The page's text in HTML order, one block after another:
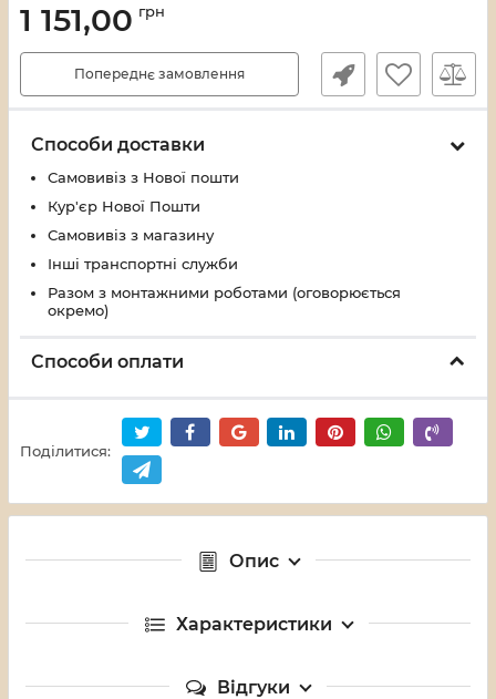
1 151,00 грн
Попереднє замовлення
Способи доставки
Самовивіз з Нової пошти
Кур'єр Нової Пошти
Самовивіз з магазину
Інші транспортні служби
Разом з монтажними роботами (оговорюється
окремо)
Способи оплати
Поділитися:
Опис
Характеристики
Відгуки